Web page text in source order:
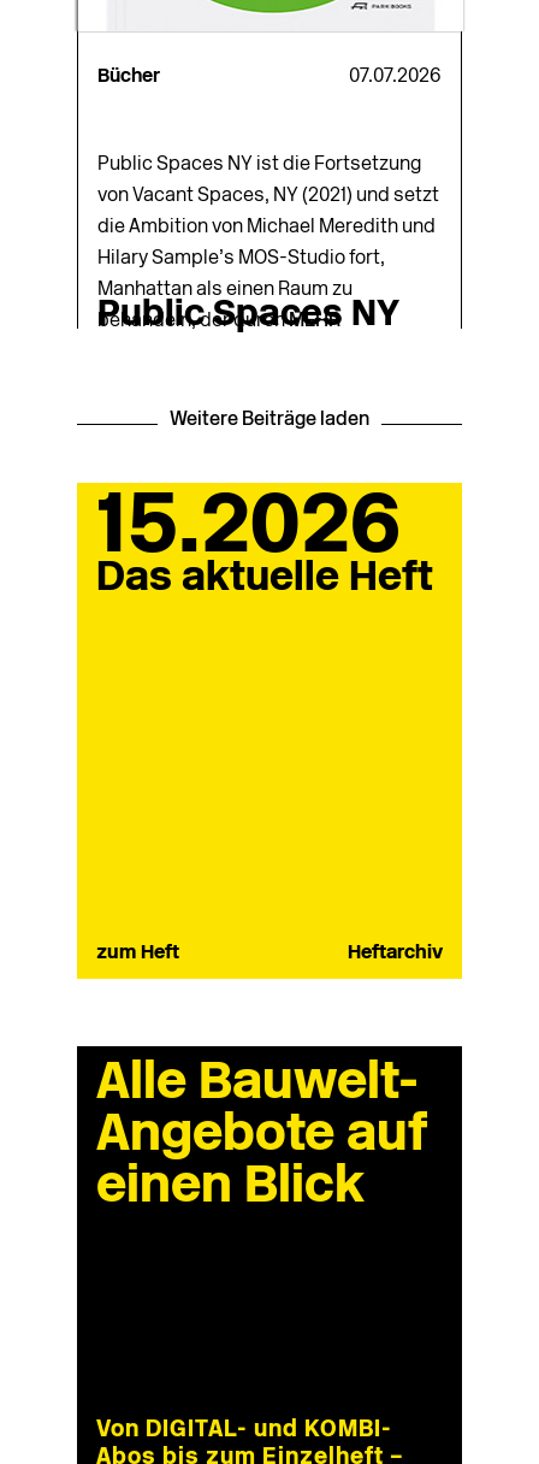
Bücher 07.07.2026
Public Spaces NY
Public Spaces NY ist die Fortsetzung
von Vacant Spaces, NY (2021) und setzt
die Ambition von Michael Meredith und
Hilary Sample’s MOS-Studio fort,
Manhattan als einen Raum zu
behandeln, der durchMEHR
Weitere Beiträge laden
15.2026
Das aktuelle Heft
zum Heft Heftarchiv
Alle Bauwelt-
Angebote auf
einen Blick
Von DIGITAL- und KOMBI-
Abos bis zum Einzelheft –